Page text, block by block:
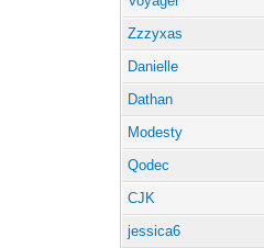
Zzzyxas
Danielle
Dathan
Modesty
Qodec
CJK
jessica6